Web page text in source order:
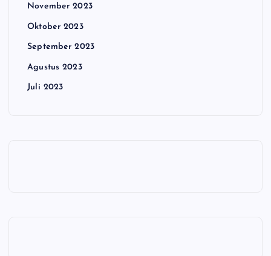
November 2023
Oktober 2023
September 2023
Agustus 2023
Juli 2023